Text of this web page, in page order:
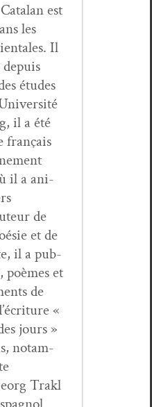
est
les
Il
études
il a été
français
il a ani­
de
et de
il a pub­
poèmes et
de
«
jours »
notam­
Trakl